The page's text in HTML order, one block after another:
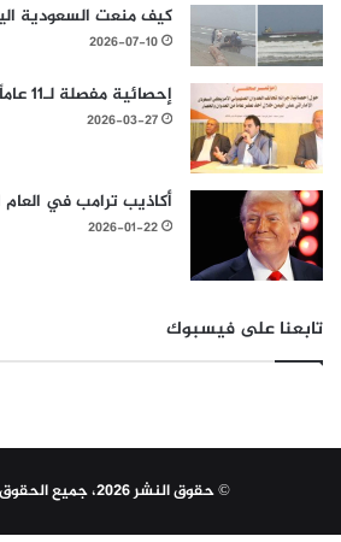
كيف منعت السعودية
2026-07-10
إحصائية مفصلة لـ11 عاماً من العدوان على اليمن
2026-03-27
أكاذيب ترامب في العام
2026-01-22
تابعنا على فيسبوك
© حقوق النشر 2026، جميع الحقوق محفوظة |